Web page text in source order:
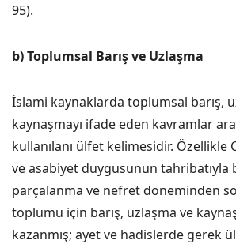
95).
b) Toplumsal Barış ve Uzlaşma
İslami kaynaklarda toplumsal barış,
kaynaşmayı ifade eden kavramlar
kullanılanı ülfet kelimesidir. Özellikle
ve asabiyet duygusunun tahribatıyla
parçalanma ve nefret döneminden
toplumu için barış, uzlaşma ve
kazanmış; ayet ve hadislerde gerek